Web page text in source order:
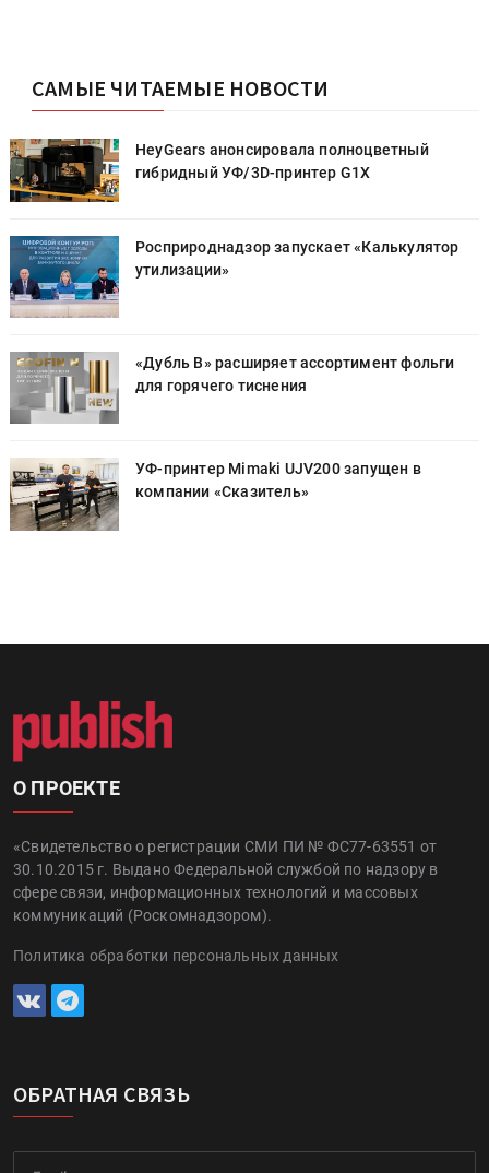
САМЫЕ ЧИТАЕМЫЕ НОВОСТИ
HeyGears анонсировала полноцветный
гибридный УФ/3D-принтер G1X
Росприроднадзор запускает «Калькулятор
утилизации»
«Дубль В» расширяет ассортимент фольги
для горячего тиснения
УФ-принтер Mimaki UJV200 запущен в
компании «Сказитель»
О ПРОЕКТЕ
«Свидетельство о регистрации СМИ ПИ № ФС77-63551 от
30.10.2015 г. Выдано Федеральной службой по надзору в
сфере связи, информационных технологий и массовых
коммуникаций (Роскомнадзором).
Политика обработки персональных данных
ОБРАТНАЯ СВЯЗЬ